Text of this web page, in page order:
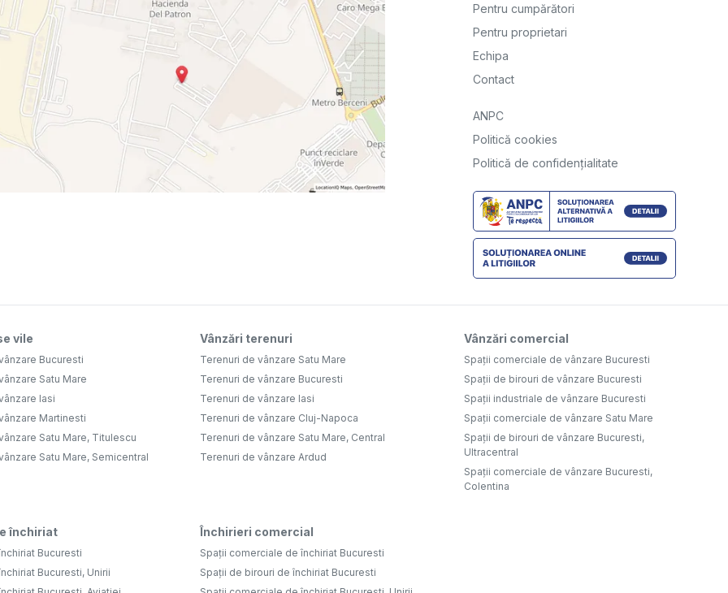
Pentru cumpărători
Pentru proprietari
Echipa
Contact
ANPC
Politică cookies
Politică de confidențialitate
vile
Bucuresti
Satu Mare
Iasi
Martinesti
Satu Mare, Titulescu
Satu Mare, Semicentral
Vânzări terenuri
Terenuri de vânzare Satu Mare
Terenuri de vânzare Bucuresti
Terenuri de vânzare Iasi
Terenuri de vânzare Cluj-Napoca
Terenuri de vânzare Satu Mare, Central
Terenuri de vânzare Ardud
Vânzări comercial
Spații comerciale de vânzare Bucuresti
Spații de birouri de vânzare Bucuresti
Spații industriale de vânzare Bucuresti
Spații comerciale de vânzare Satu Mare
Spații de birouri de vânzare Bucuresti,
Ultracentral
Spații comerciale de vânzare Bucuresti,
Colentina
închiriat
Bucuresti
Bucuresti, Unirii
Închirieri comercial
Spații comerciale de închiriat Bucuresti
Spații de birouri de închiriat Bucuresti